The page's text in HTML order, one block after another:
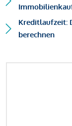
Kreditlaufzeit:
berechnen